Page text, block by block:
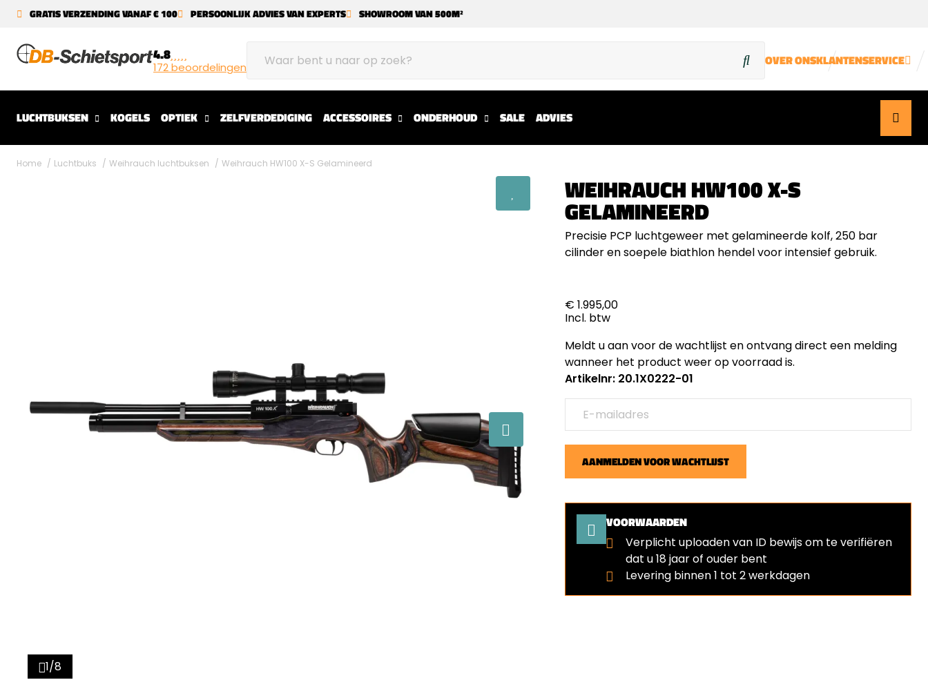
GRATIS VERZENDING VANAF € 100 PERSOONLIJK ADVIES VAN EXPERTS SHOWROOM VAN 500M²
4.8
172 beoordelingen OVER ONSKLANTENSERVICE
LUCHTBUKSEN KOGELS OPTIEK ZELFVERDEDIGING ACCESSOIRES ONDERHOUD SALE ADVIES
Home Luchtbuks Weihrauch luchtbuksen Weihrauch HW100 X-S Gelamineerd
1/8
WEIHRAUCH HW100 X-S
GELAMINEERD
Precisie PCP luchtgeweer met gelamineerde kolf, 250 bar
cilinder en soepele biathlon hendel voor intensief gebruik.
€ 1.995,00
Incl. btw
Meldt u aan voor de wachtlijst en ontvang direct een melding
wanneer het product weer op voorraad is.
Artikelnr: 20.1X0222-01
AANMELDEN VOOR WACHTLIJST
VOORWAARDEN
Verplicht uploaden van ID bewijs om te verifiëren
dat u 18 jaar of ouder bent
⁠Levering binnen 1 tot 2 werkdagen